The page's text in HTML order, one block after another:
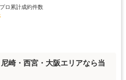
ロ累計成約件数
尼崎・西宮・大阪エリアなら当